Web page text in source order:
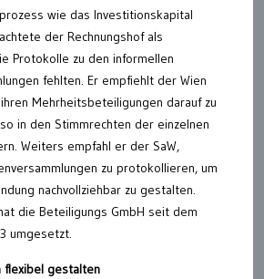
wie das Investitionskapital
der Rechnungshof als
Protokolle zu den informellen
fehlten. Er empfiehlt der Wien
Mehrheitsbeteiligungen darauf zu
in den Stimmrechten der einzelnen
Weiters empfahl er der SaW,
zu protokollieren, um
nachvollziehbar zu gestalten.
die Beteiligungs GmbH seit dem
umgesetzt.
flexibel gestalten